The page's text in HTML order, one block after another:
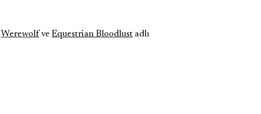
Werewolfve Equestrian Bloodlustadlı